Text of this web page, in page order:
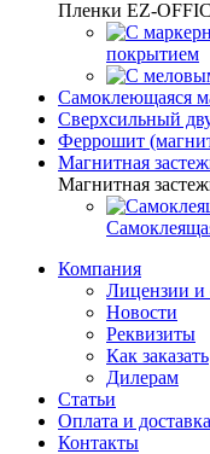
Пленки EZ-
покрытием
Самоклеющаяся
Сверхсильный
Феррошит
Магнитная
Магнитная
Компания
Лицензии и
Новости
Реквизиты
Как заказать
Дилерам
Статьи
Оплата и доставка
Контакты